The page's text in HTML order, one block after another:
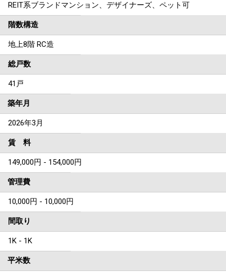
REIT系ブランドマンション、デザイナーズ、ペット可
階数構造
地上8階 RC造
総戸数
41戸
築年月
2026年3月
賃 料
149,000円 - 154,000円
管理費
10,000円 - 10,000円
間取り
1K - 1K
平米数